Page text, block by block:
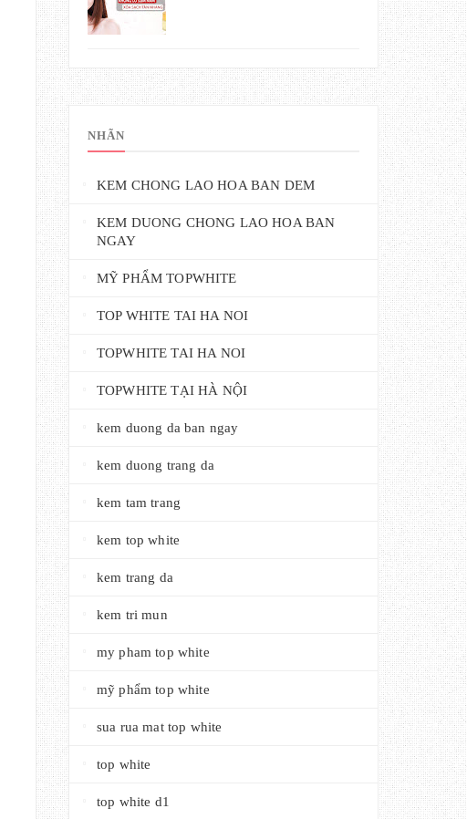
NHÃN
KEM CHONG LAO HOA BAN DEM
KEM DUONG CHONG LAO HOA BAN
NGAY
MỸ PHẨM TOPWHITE
TOP WHITE TAI HA NOI
TOPWHITE TAI HA NOI
TOPWHITE TẠI HÀ NỘI
kem duong da ban ngay
kem duong trang da
kem tam trang
kem top white
kem trang da
kem tri mun
my pham top white
mỹ phẩm top white
sua rua mat top white
top white
top white d1